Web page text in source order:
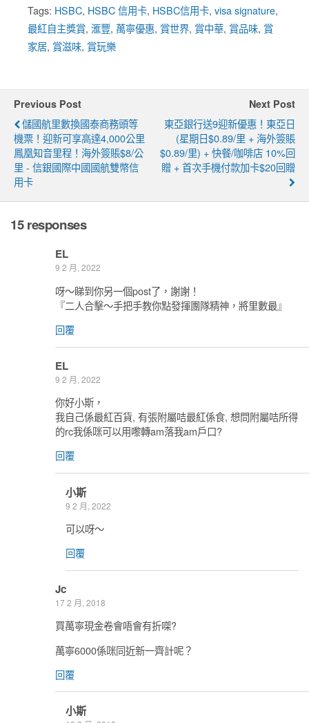
Tags: HSBC, HSBC 信用卡, HSBC信用卡, visa signature,
最紅自主獎賞, 滙豐, 萬寧優惠, 賞世界, 賞中華, 賞品味, 賞
家居, 賞滋味, 賞玩樂
Previous Post
儲國航里數換國泰商務頭等
機票！迎新可享高達4,000公里
鳳凰知音里程！海外簽賬$8/公
里 - 信銀國際中國國航雙幣信
用卡
Next Post
東亞銀行送9迎新優惠！東亞日
(星期日$0.89/里 + 海外簽賬
$0.89/里) + 快餐/咖啡店 10%回
贈 + 首次手機付款加卡$20回贈
15 responses
EL
9 2 月, 2022
呀～睇到你另一個post了，謝謝！
『二人合擊～手把手教你點發揮團隊精神，將里數最』
回覆
EL
9 2 月, 2022
你好小斯，
我自己係最紅百貨, 有張附屬咭最紅係食, 想問附屬咭所得
的rc我係咪可以用嚟轉am落我am戶口?
回覆
小斯
9 2 月, 2022
可以呀～
回覆
Jc
17 2 月, 2018
買萬寧現金卷會唔會有折㗎?
萬寧6000係咪同近新一齊計呢？
回覆
小斯